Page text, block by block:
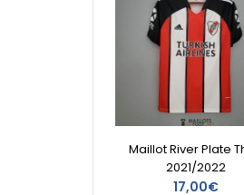
Maillot River Plate
2021/2022
17,00€